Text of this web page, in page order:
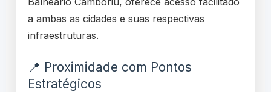
a ambas as cidades e suas respectivas
infraestruturas.
📍 Proximidade com Pontos
Estratégicos